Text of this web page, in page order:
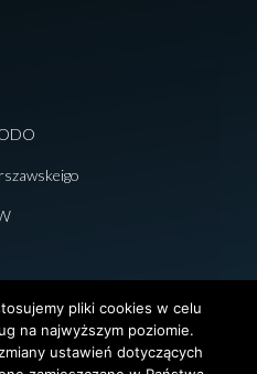
pliki cookies w celu
na najwyższym poziomie.
ustawień dotyczących